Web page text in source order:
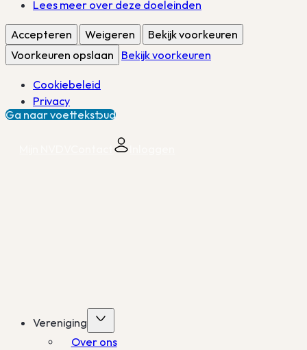
Lees meer over deze doeleinden
Accepteren Weigeren
Bekijk voorkeuren
Voorkeuren opslaan
Bekijk voorkeuren
Cookiebeleid
Privacy
Ga naar hoofdinhoud
Ga naar voettekst
Vereniging
Over ons